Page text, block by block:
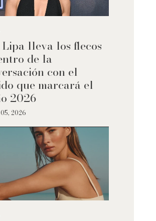
lleva los flecos
de la
con el
que marcará el
2026
2026